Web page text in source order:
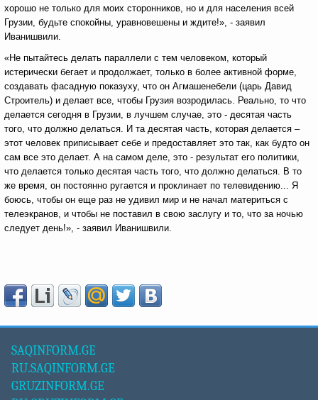
хорошо не только для моих сторонников, но и для населения всей
Грузии, будьте спокойны, уравновешены и ждите!», - заявил
Иванишвили.
«Не пытайтесь делать параллели с тем человеком, который
истерически бегает и продолжает, только в более активной форме,
создавать фасадную показуху, что он Агмашенебели (царь Давид
Строитель) и делает все, чтобы Грузия возродилась. Реально, то что
делается сегодня в Грузии, в лучшем случае, это - десятая часть
того, что должно делаться. И та десятая часть, которая делается –
этот человек приписывает себе и предоставляет это так, как будто он
сам все это делает. А на самом деле, это - результат его политики,
что делается только десятая часть того, что должно делаться. В то
же время, он постоянно ругается и проклинает по телевидению... Я
боюсь, чтобы он еще раз не удивил мир и не начал материться с
телеэкранов, и чтобы не поставил в свою заслугу и то, что за ночью
следует день!», - заявил Иванишвили.
SAQINFORM.GE
RU.SAQINFORM.GE
GRUZINFORM.GE